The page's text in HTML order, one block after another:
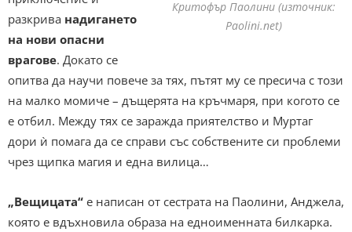
Критофър Паолини (източник:
Paolini.net)
разкрива надигането
на нови опасни
врагове. Докато се
опитва да научи повече за тях, пътят му се пресича с този
на малко момиче – дъщерята на кръчмаря, при когото се
е отбил. Между тях се заражда приятелство и Муртаг
дори ѝ помага да се справи със собствените си проблеми
чрез щипка магия и една вилица…
„Вещицата“ е написан от сестрата на Паолини, Анджела,
която е вдъхновила образа на едноименната билкарка.